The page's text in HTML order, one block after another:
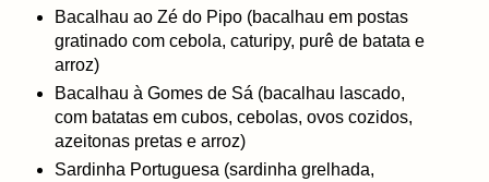
Bacalhau ao Zé do Pipo (bacalhau em postas
gratinado com cebola, caturipy, purê de batata e
arroz)
Bacalhau à Gomes de Sá (bacalhau lascado,
com batatas em cubos, cebolas, ovos cozidos,
azeitonas pretas e arroz)
Sardinha Portuguesa (sardinha grelhada,